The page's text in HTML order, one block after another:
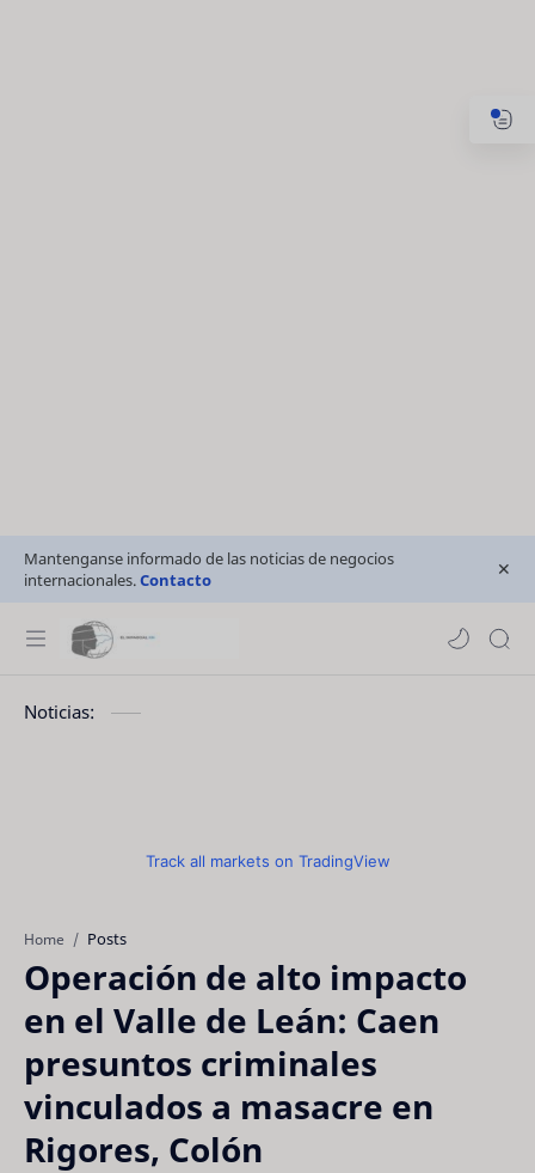
Mantenganse informado de las noticias de negocios
internacionales.Contacto
Noticias:
Track all markets on TradingView
Home Posts
Operación de alto impacto
en el Valle de Leán: Caen
presuntos criminales
vinculados a masacre en
Rigores, Colón